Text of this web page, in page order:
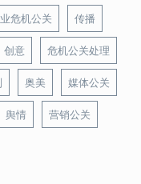
危机公关 传播
创意 危机公关处理
奥美 媒体公关
舆情 营销公关